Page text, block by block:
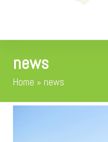
news
Home » news